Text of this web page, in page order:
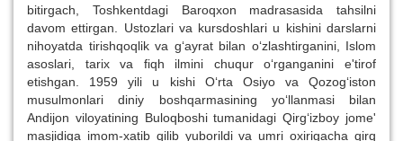
bitirgach, Toshkentdagi Baroqxon madrasasida tahsilni
davom ettirgan. Ustozlari va kursdoshlari u kishini darslarni
nihoyatda tirishqoqlik va g‘ayrat bilan o‘zlashtirganini, Islom
asoslari, tarix va fiqh ilmini chuqur o‘rganganini e'tirof
etishgan. 1959 yili u kishi O‘rta Osiyo va Qozog‘iston
musulmonlari diniy boshqarmasining yo‘llanmasi bilan
Andijon viloyatining Buloqboshi tumanidagi Qirg‘izboy jome'
masjidiga imom-xatib qilib yuborildi va umri oxirigacha qirq